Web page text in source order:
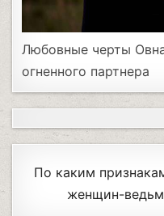
Любовные черты
огненного партнера
По каким
женщин-